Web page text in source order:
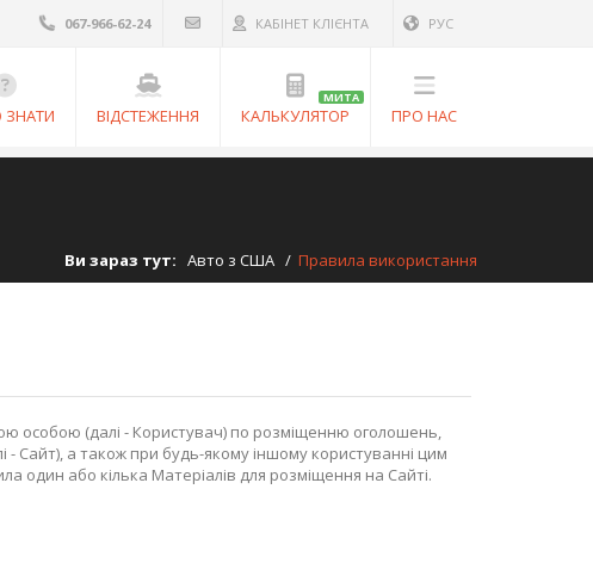
067-966-62-24 КАБІНЕТ КЛІЄНТА РУС
ЗНАТИ ВІДСТЕЖЕННЯ КАЛЬКУЛЯТОР
МИТА
ПРО НАС
Ви зараз тут: Авто з США / Правила використання
особою (далі - Користувач) по розміщенню оголошень,
- Сайт), а також при будь-якому іншому користуванні цим
один або кілька Матеріалів для розміщення на Сайті.